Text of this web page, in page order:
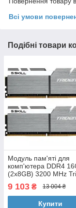
Всі умови
Подібні товари
Модуль пам'яті для
комп'ютера DDR4
(2x8GB) 3200 MHz
(F4-3200C16D-
9 103 ₴ 13 004 ₴
Купити